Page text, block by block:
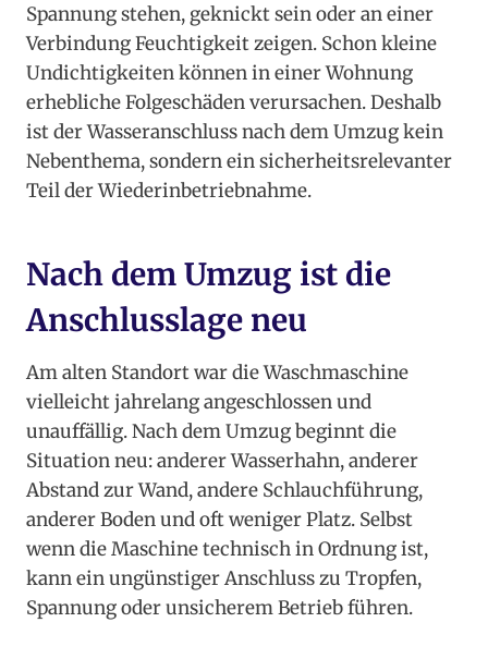
Spannung stehen, geknickt sein oder an einer
Verbindung Feuchtigkeit zeigen. Schon kleine
Undichtigkeiten können in einer Wohnung
erhebliche Folgeschäden verursachen. Deshalb
ist der Wasseranschluss nach dem Umzug kein
Nebenthema, sondern ein sicherheitsrelevanter
Teil der Wiederinbetriebnahme.
Nach dem Umzug ist die
Anschlusslage neu
Am alten Standort war die Waschmaschine
vielleicht jahrelang angeschlossen und
unauffällig. Nach dem Umzug beginnt die
Situation neu: anderer Wasserhahn, anderer
Abstand zur Wand, andere Schlauchführung,
anderer Boden und oft weniger Platz. Selbst
wenn die Maschine technisch in Ordnung ist,
kann ein ungünstiger Anschluss zu Tropfen,
Spannung oder unsicherem Betrieb führen.